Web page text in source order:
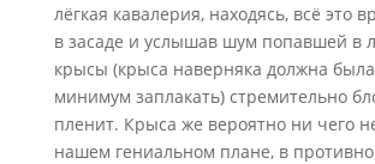
лёгкая кавалерия, находясь, всё это
в засаде и услышав шум попавшей в
крысы (крыса наверняка должна
минимум заплакать) стремительно
пленит. Крыса же вероятно ни чего
нашем гениальном плане, в